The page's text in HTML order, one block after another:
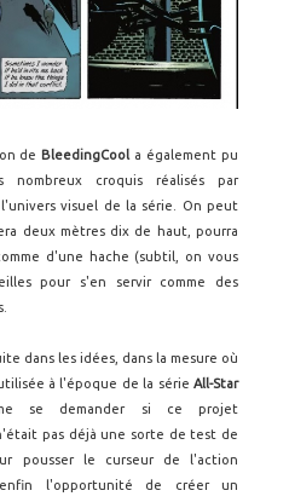
de BleedingCoola également pu
croquis réalisés par
visuel de la série. On peut
deux mètres dix de haut, pourra
d'une hache (subtil, on vous
pour s'en servir comme des
dans les idées, dans la mesure où
à l'époque de la série All-Star
se demander si ce projet
pas déjà une sorte de test de
pousser le curseur de l'action
l'opportunité de créer un